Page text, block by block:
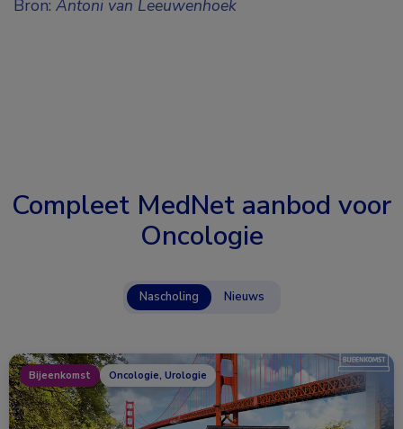
Bron: Antoni van Leeuwenhoek
Compleet MedNet aanbod voor
Oncologie
Nascholing Nieuws
Bijeenkomst Oncologie, Urologie